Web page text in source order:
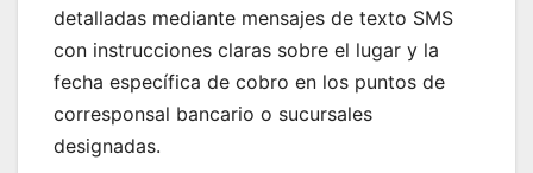
detalladas mediante mensajes de texto SMS
con instrucciones claras sobre el lugar y la
fecha específica de cobro en los puntos de
corresponsal bancario o sucursales
designadas.